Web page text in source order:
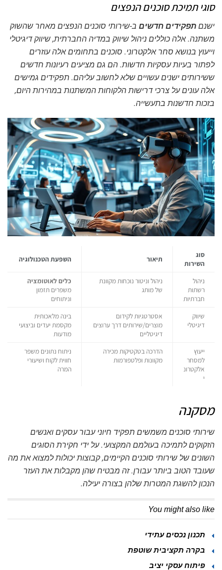
סוגי תמיכת סוכנים הנפצים
ישנם תפקידים חדשים ב-שירותי סוכנים הנפצים מאחר שהשוק
משתנה. אלה כוללים ניהול שיווק במדיה החברתית, שיווק דיגיטלי
וייעוץ בנושא סחר אלקטרוני. סוכנים בתחומים אלה עוזרים
לפתור בעיות עסקיות חדשות. הם גם מציעים רעיונות חדשים
ששירותים ישנים עשויים שלא לחשוב עליהם. תפקידים גמישים
אלה עונים על צרכי דרישות הלקוחות המשתנות במהירות היום,
בזכות חדשנות בתעשייה.
סוג
השירות
תיאור השפעת הטכנולוגיה
ניהול
רשתות
חברתיות
ניהול וניטור נוכחות מקוונת
של מותג
כלים לאוטומציה
משפרים תזמון
וניתוחים
שיווק
דיגיטלי
אסטרטגיות לקידום
מוצרים/שירותים דרך ערוצים
דיגיטליים
בינה מלאכותית
מקסמת יעדים וביצועי
מודעות
ייעוץ
למסחר
אלקטרונ
י
הדרכה בטקטיקות מכירה
מקוונות ופלטפורמות
ניתוח נתונים משפר
חווית לקוח ושיעורי
המרה
מסקנה
שירותי סוכנים משמשים תפקיד חיוני עבור עסקים ואנשים
הזקוקים לתמיכה בעולמם המקצועי. על ידי חקירת הסוגים
השונים של שירותי סוכנים הקיימים, קבוצות יכולות למצוא את מה
שעובד הטוב ביותר עבורן. זה מבטיח שהן מקבלות את העזר
הנכון להשגת המטרות שלהן בצורה יעילה.
You might also like
תכנון נכסים עתידי
בקרה תקציבית שוטפת
פיתוח עסקי יציב